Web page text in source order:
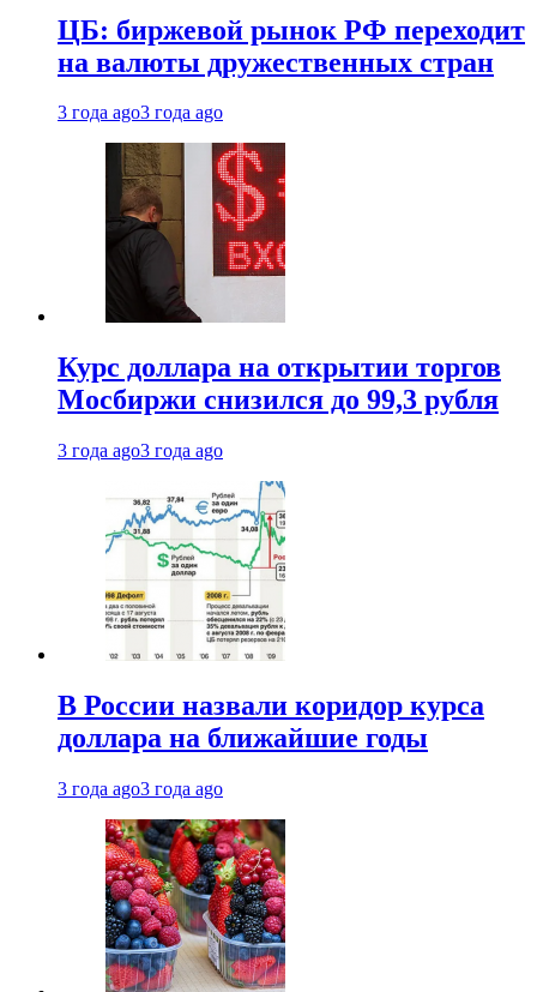
ЦБ: биржевой рынок РФ переходит
на валюты дружественных стран
3 года ago3 года ago
Курс доллара на открытии торгов
Мосбиржи снизился до 99,3 рубля
3 года ago3 года ago
В России назвали коридор курса
доллара на ближайшие годы
3 года ago3 года ago